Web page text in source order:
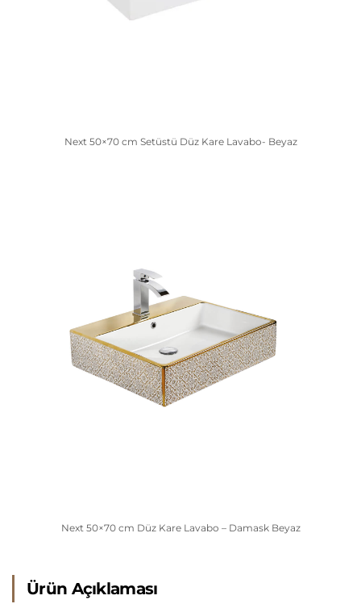
Next 50×70 cm Setüstü Düz Kare Lavabo- Beyaz
Next 50×70 cm Düz Kare Lavabo – Damask Beyaz
Ürün Açıklaması